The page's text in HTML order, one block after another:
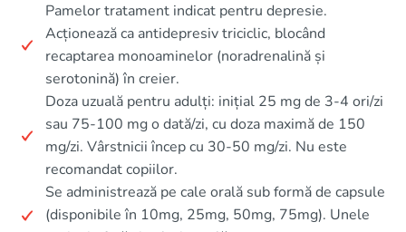
Pamelor tratament indicat pentru depresie.
Acționează ca antidepresiv triciclic, blocând
recaptarea monoaminelor (noradrenalină și
serotonină) în creier.
Doza uzuală pentru adulți: inițial 25 mg de 3-4 ori/zi
sau 75-100 mg o dată/zi, cu doza maximă de 150
mg/zi. Vârstnicii încep cu 30-50 mg/zi. Nu este
recomandat copiilor.
Se administrează pe cale orală sub formă de capsule
(disponibile în 10mg, 25mg, 50mg, 75mg). Unele